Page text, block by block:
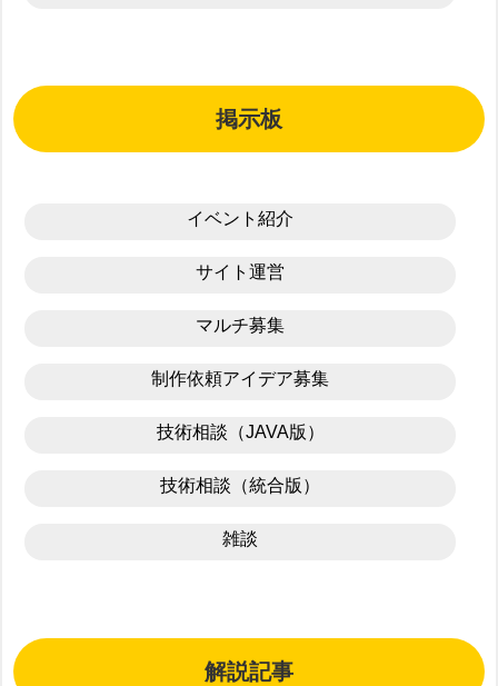
掲示板
イベント紹介
サイト運営
マルチ募集
制作依頼アイデア募集
技術相談（JAVA版）
技術相談（統合版）
雑談
解説記事